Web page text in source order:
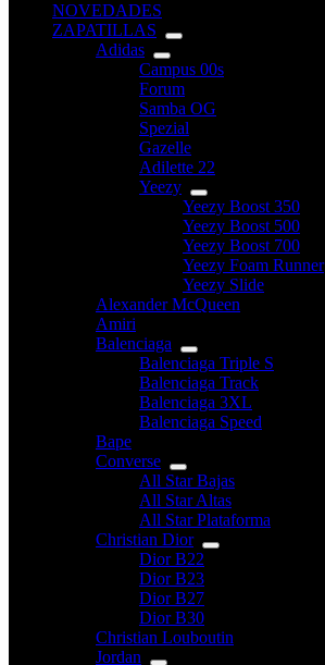
NOVEDADES
ZAPATILLAS
Adidas
Campus 00s
Forum
Samba OG
Spezial
Gazelle
Adilette 22
Yeezy
Yeezy Boost 350
Yeezy Boost 500
Yeezy Boost 700
Yeezy Foam Runner
Yeezy Slide
Alexander McQueen
Amiri
Balenciaga
Balenciaga Triple S
Balenciaga Track
Balenciaga 3XL
Balenciaga Speed
Bape
Converse
All Star Bajas
All Star Altas
All Star Plataforma
Christian Dior
Dior B22
Dior B23
Dior B27
Dior B30
Christian Louboutin
Jordan